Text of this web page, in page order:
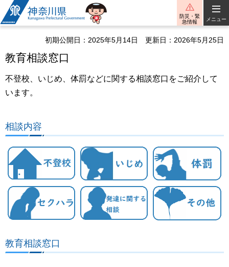
神奈川県
防災・緊
急情報
メニュー
初期公開日：2025年5月14日 更新日：2026年5月25日
教育相談窓口
不登校、いじめ、体罰などに関する相談窓口をご紹介して
います。
相談内容
教育相談窓口